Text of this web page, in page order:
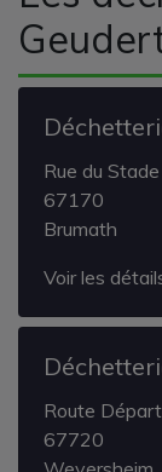
Rue du Stade
67170
Brumath
Voir les
Route
67720